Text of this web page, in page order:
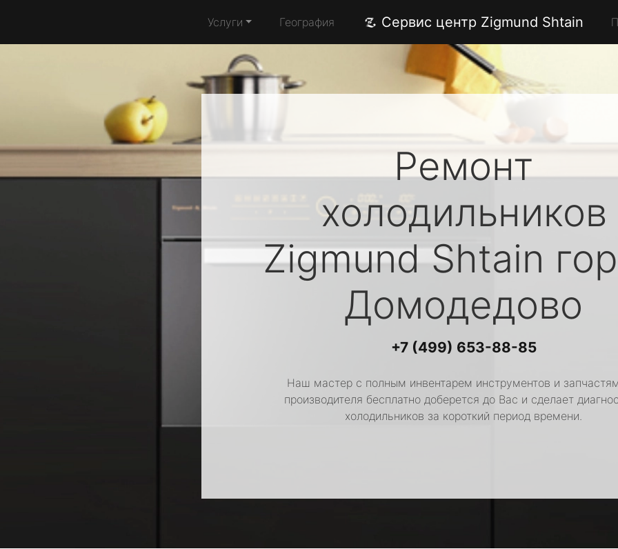
Услуги География Сервис центр Zigmund Shtain
Ремонт
холодильников
Zigmund Shtain
Домодедово
+7 (499) 653-88-85
Наш мастер с полным инвентарем инструментов и
производителя бесплатно доберется до Вас и сделает
холодильников за короткий период времени.